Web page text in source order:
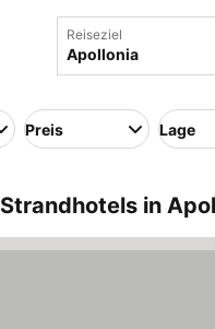
Reiseziel
Preis Lage
Strandhotels in